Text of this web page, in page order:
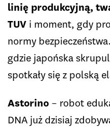
linię produkcyjną,
TUV i moment, gdy
normy
gdzie japońska
spotkały się z polską
Astorino – robot
DNA już dzisiaj